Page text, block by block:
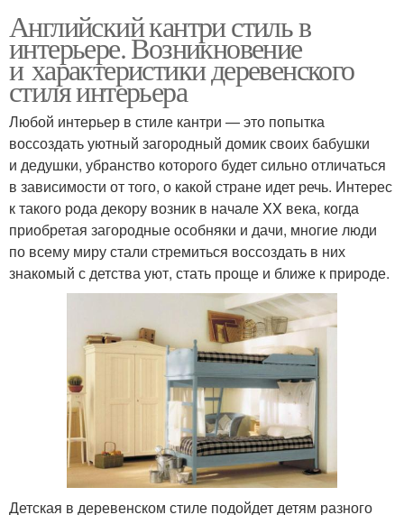
Английский кантри стиль в
интерьере. Возникновение
и характеристики деревенского
стиля интерьера
Любой интерьер в стиле кантри — это попытка
воссоздать уютный загородный домик своих бабушки
и дедушки, убранство которого будет сильно отличаться
в зависимости от того, о какой стране идет речь. Интерес
к такого рода декору возник в начале XX века, когда
приобретая загородные особняки и дачи, многие люди
по всему миру стали стремиться воссоздать в них
знакомый с детства уют, стать проще и ближе к природе.
Детская в деревенском стиле подойдет детям разного